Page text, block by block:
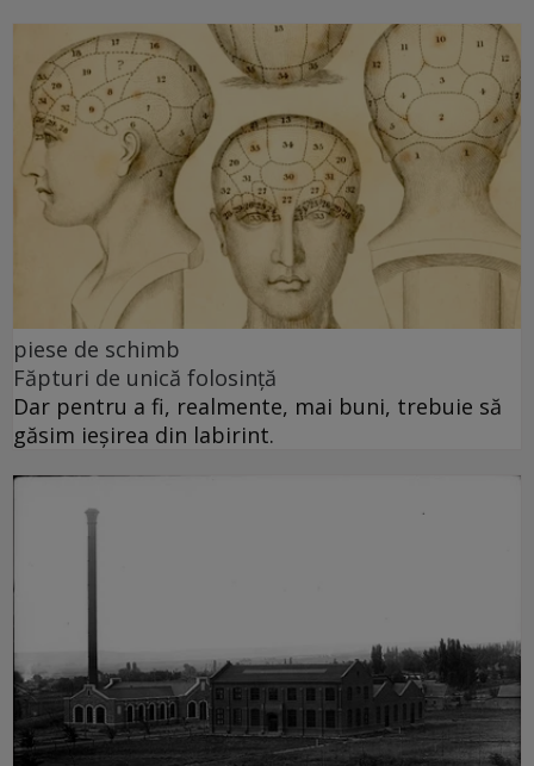
piese de schimb
Făpturi de unică folosință
Dar pentru a fi, realmente, mai buni, trebuie să
găsim ieșirea din labirint.